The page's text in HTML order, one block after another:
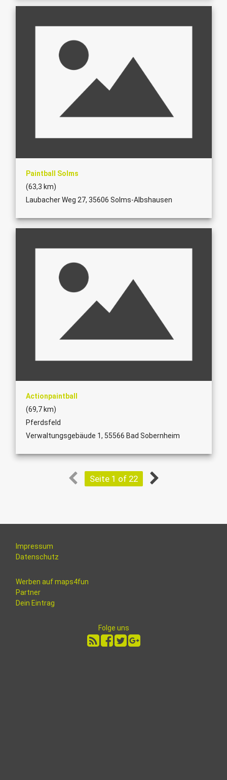
Paintball Solms
(63,3 km)
Laubacher Weg 27, 35606 Solms-Albshausen
Actionpaintball
(69,7 km)
Pferdsfeld
Verwaltungsgebäude 1, 55566 Bad Sobernheim
Seite 1 of 22
Impressum
Datenschutz
Werben auf maps4fun
Partner
Dein Eintrag
Folge uns